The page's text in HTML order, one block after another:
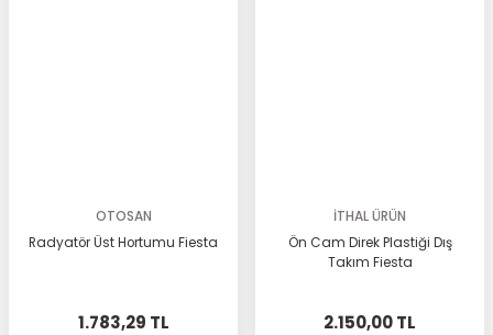
OTOSAN
Radyatör Üst Hortumu Fiesta
1.783,29 TL
İTHAL ÜRÜN
Ön Cam Direk Plastiği Dış
Takım Fiesta
2.150,00 TL